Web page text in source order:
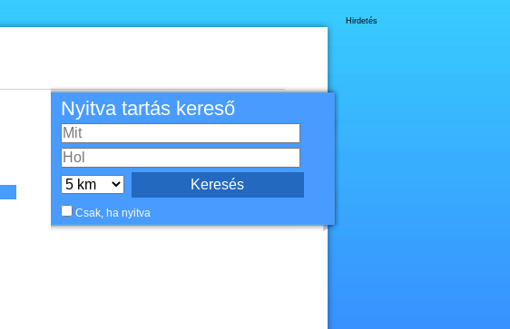
Hirdetés
Nyitva tartás kereső
Csak, ha nyitva